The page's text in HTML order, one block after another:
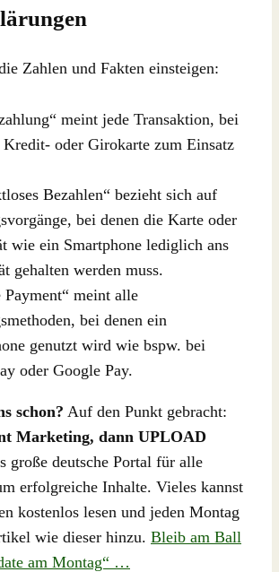
Zahlen und Fakten einsteigen:
meint jede Transaktion, bei
Kredit- oder Girokarte zum Einsatz
Bezahlen“ bezieht sich auf
bei denen die Karte oder
wie ein Smartphone lediglich ans
gehalten werden muss.
meint alle
bei denen ein
genutzt wird wie bspw. bei
oder Google Pay.
schon? Auf den Punkt gebracht:
Marketing, dann UPLOAD
große deutsche Portal für alle
erfolgreiche Inhalte. Vieles kannst
kostenlos lesen und jeden Montag
wie dieser hinzu. Bleib am Ball
am Montag“ …